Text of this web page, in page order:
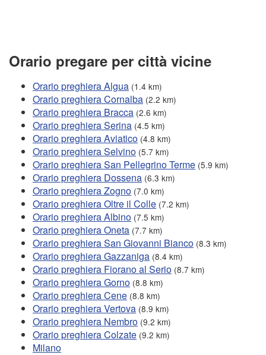
Orario pregare per città vicine
Orario preghiera Algua (1.4 km)
Orario preghiera Cornalba (2.2 km)
Orario preghiera Bracca (2.6 km)
Orario preghiera Serina (4.5 km)
Orario preghiera Aviatico (4.8 km)
Orario preghiera Selvino (5.7 km)
Orario preghiera San Pellegrino Terme (5.9 km)
Orario preghiera Dossena (6.3 km)
Orario preghiera Zogno (7.0 km)
Orario preghiera Oltre il Colle (7.2 km)
Orario preghiera Albino (7.5 km)
Orario preghiera Oneta (7.7 km)
Orario preghiera San Giovanni Bianco (8.3 km)
Orario preghiera Gazzaniga (8.4 km)
Orario preghiera Fiorano al Serio (8.7 km)
Orario preghiera Gorno (8.8 km)
Orario preghiera Cene (8.8 km)
Orario preghiera Vertova (8.9 km)
Orario preghiera Nembro (9.2 km)
Orario preghiera Colzate (9.2 km)
Milano